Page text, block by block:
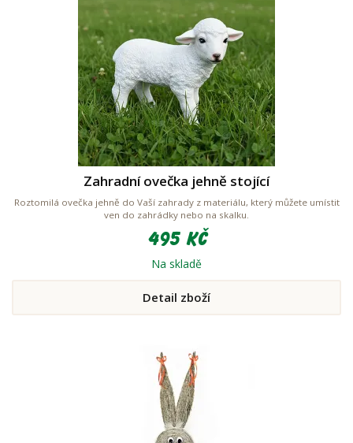
Zahradní ovečka jehně stojící
Roztomilá ovečka jehně do Vaší zahrady z materiálu, který můžete umístit
ven do zahrádky nebo na skalku.
495 Kč
Na skladě
Detail zboží